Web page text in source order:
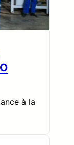
à la